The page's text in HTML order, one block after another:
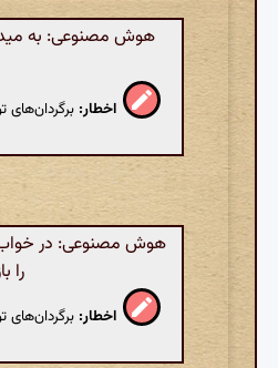
هوش مصنوعی: به میدان
اخطار:
هوش مصنوعی: در
را
اخطار: